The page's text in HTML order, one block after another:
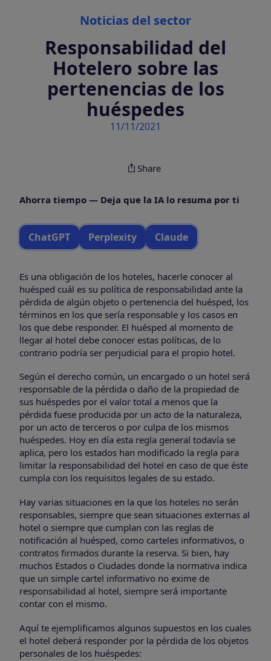
Noticias del sector
Responsabilidad del
Hotelero sobre las
pertenencias de los
huéspedes
11/11/2021
Share
Ahorra tiempo — Deja que la IA lo resuma por ti
ChatGPT Perplexity Claude
Es una obligación de los hoteles, hacerle conocer al
huésped cuál es su política de responsabilidad ante la
pérdida de algún objeto o pertenencia del huésped, los
términos en los que sería responsable y los casos en
los que debe responder. El huésped al momento de
llegar al hotel debe conocer estas políticas, de lo
contrario podría ser perjudicial para el propio hotel.
Según el derecho común, un encargado o un hotel será
responsable de la pérdida o daño de la propiedad de
sus huéspedes por el valor total a menos que la
pérdida fuese producida por un acto de la naturaleza,
por un acto de terceros o por culpa de los mismos
huéspedes. Hoy en día esta regla general todavía se
aplica, pero los estados han modificado la regla para
limitar la responsabilidad del hotel en caso de que éste
cumpla con los requisitos legales de su estado.
Hay varias situaciones en la que los hoteles no serán
responsables, siempre que sean situaciones externas al
hotel o siempre que cumplan con las reglas de
notificación al huésped, como carteles informativos, o
contratos firmados durante la reserva. Si bien, hay
muchos Estados o Ciudades donde la normativa indica
que un simple cartel informativo no exime de
responsabilidad al hotel, siempre será importante
contar con el mismo.
Aquí te ejemplificamos algunos supuestos en los cuales
el hotel deberá responder por la pérdida de los objetos
personales de los huéspedes: